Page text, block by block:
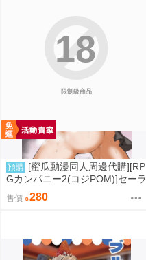
限制級商品
18
預購 [蜜瓜動漫同人周邊代購][RP
Gカンパニー2(コジPOM)]セーラ
ープルート●●●●記録ッ(同人誌)
售價 280